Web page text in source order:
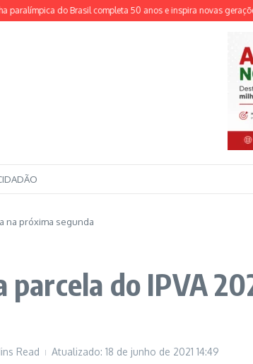
do Brasil completa 50 anos e inspira novas gerações
na próxima segunda
do IPVA
Read Atualizado: 18 de junho de 2021 14:49